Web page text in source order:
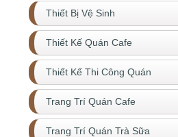
Thiết Bị Vệ Sinh
Thiết Kế Quán Cafe
Thiết Kế Thi Công Quán
Trang Trí Quán Cafe
Trang Trí Quán Trà Sữa